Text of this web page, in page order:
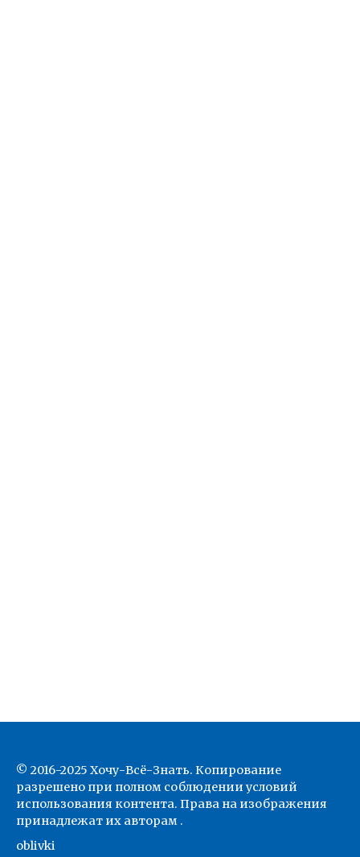
© 2016-2025 Хочу-Всё-Знать. Копирование
разрешено при полном соблюдении условий
использования контента. Права на изображения
принадлежат их авторам .
oblivki